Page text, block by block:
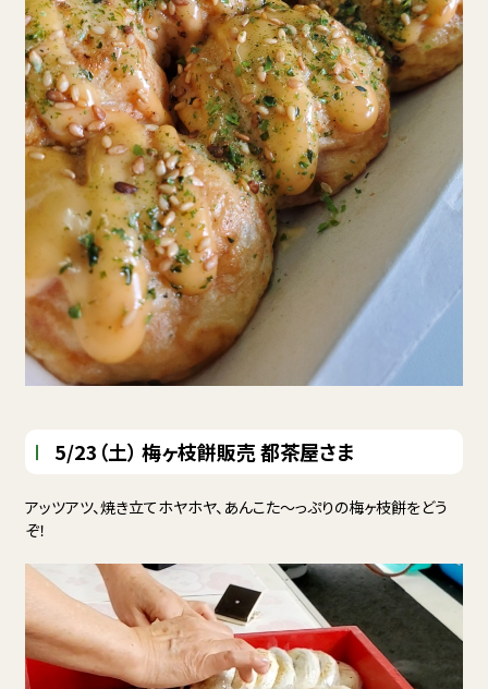
5/23（土） 梅ヶ枝餅販売 都茶屋さま
アッツアツ、焼き立てホヤホヤ、あんこた～っぷりの梅ヶ枝餅をどう
ぞ！